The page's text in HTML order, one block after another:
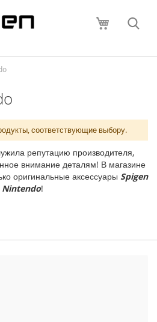
Моя
соответствующие выбору.
репутацию производителя,
внимание деталям! В магазине
оригинальные аксессуары Spigen
Nintendo!